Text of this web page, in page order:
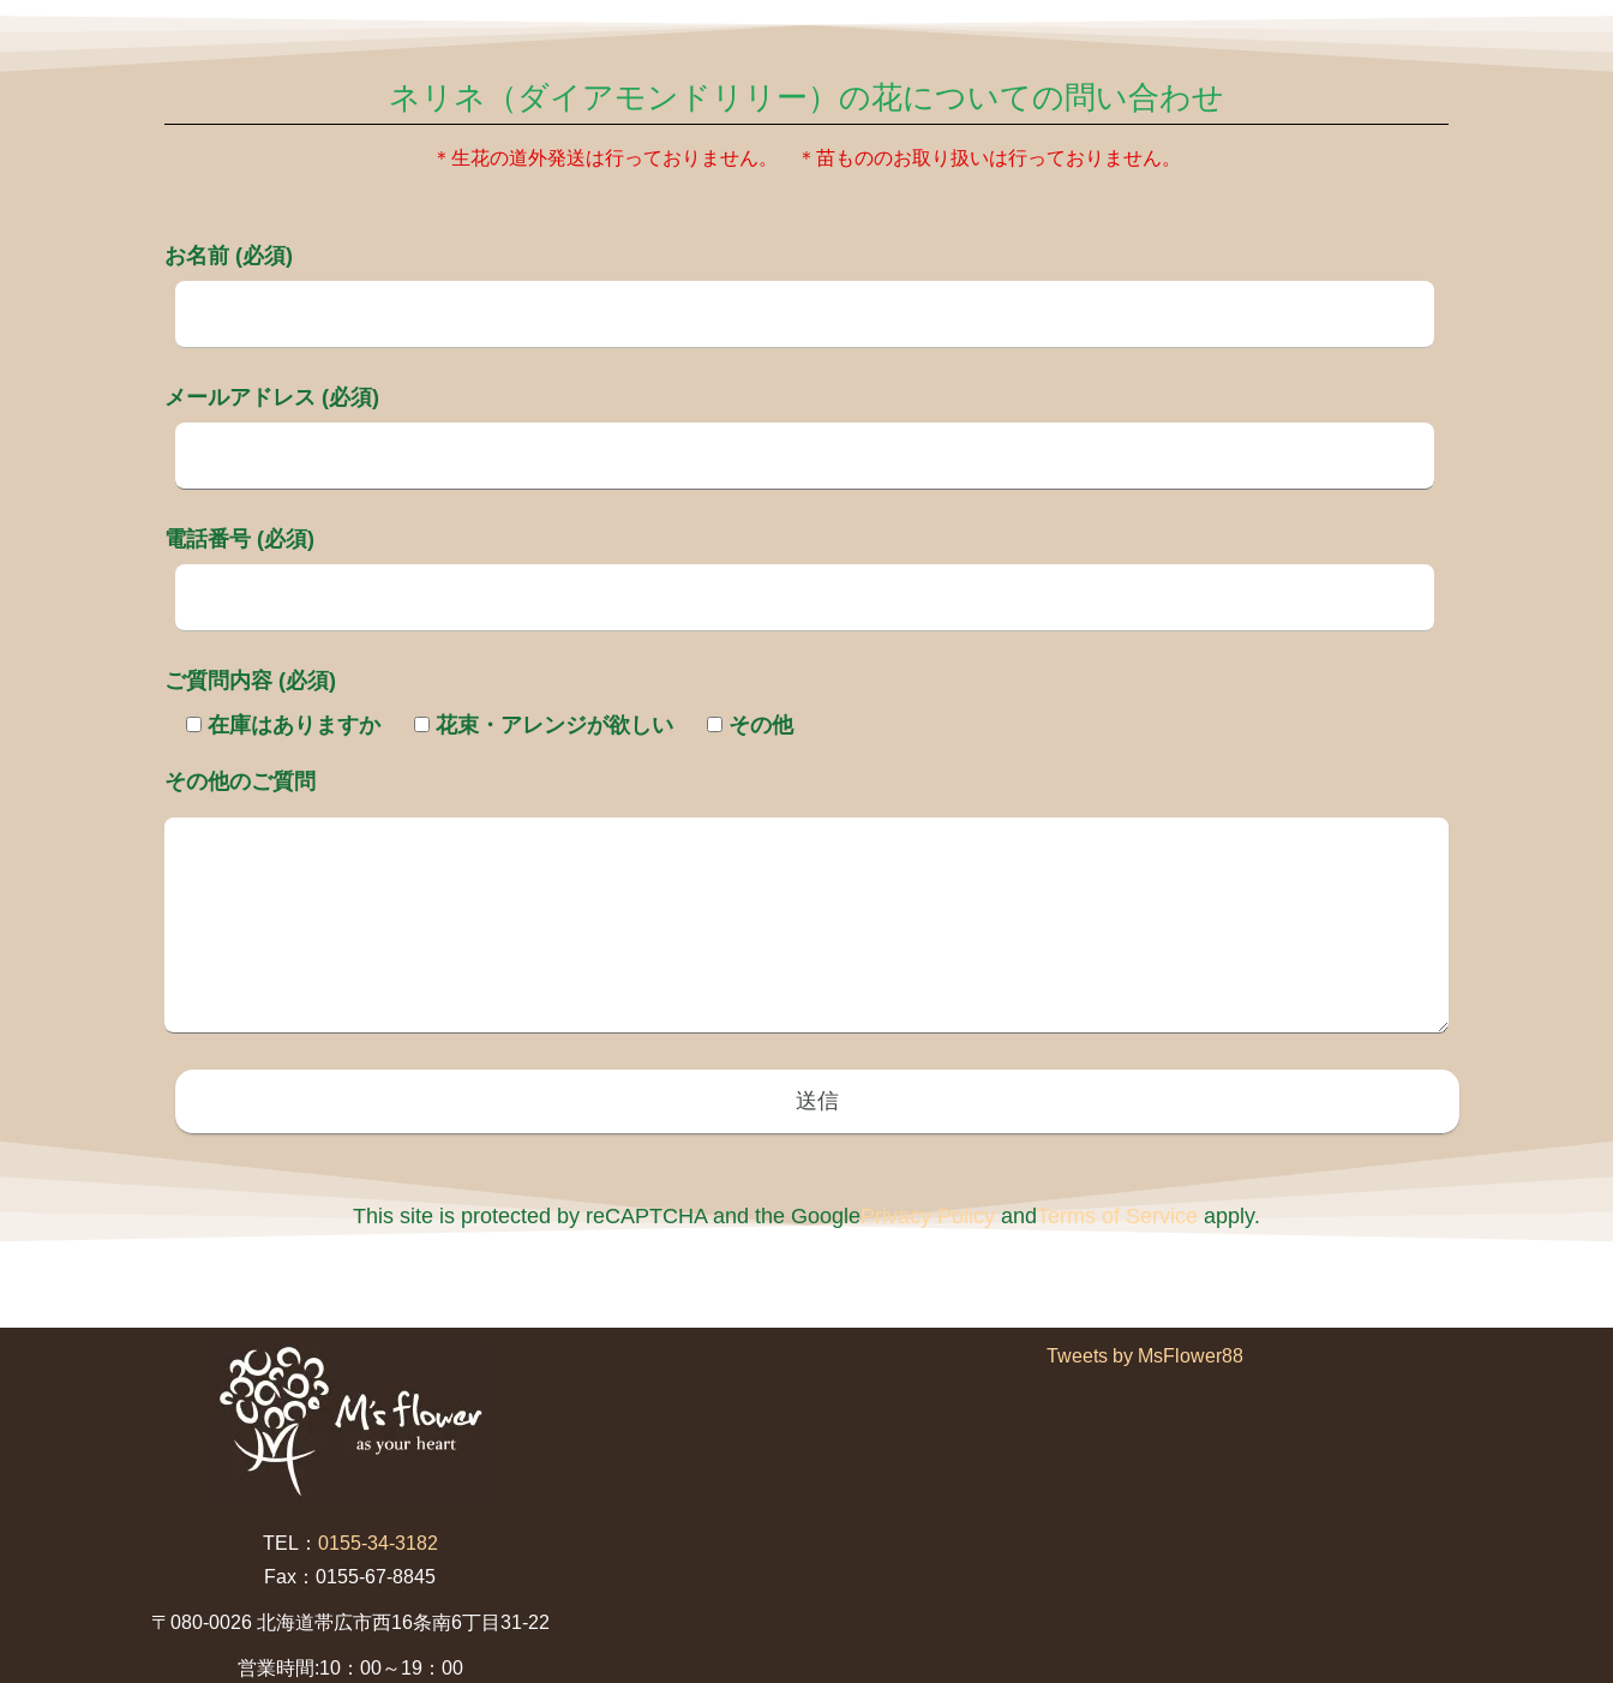
ネリネ（ダイアモンドリリー）の花についての問い合わせ
＊生花の道外発送は行っておりません。 ＊苗もののお取り扱いは行っておりません。
お名前 (必須)
メールアドレス (必須)
電話番号 (必須)
ご質問内容 (必須)
在庫はありますか
花束・アレンジが欲しい その他
その他のご質問
This site is protected by reCAPTCHA and the GooglePrivacy Policy andTerms of Service apply.
TEL： 0155-34-3182
Fax：0155-67-8845
〒080-0026 北海道帯広市西16条南6丁目31-22
営業時間:10：00～19：00
Tweets by MsFlower88